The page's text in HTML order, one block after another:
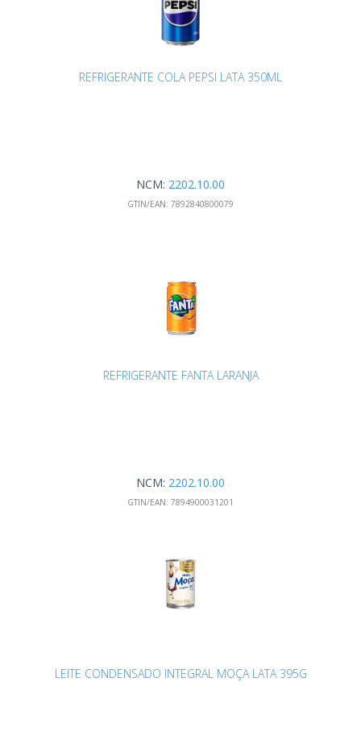
REFRIGERANTE COLA PEPSI LATA 350ML
NCM: 2202.10.00
GTIN/EAN: 7892840800079
REFRIGERANTE FANTA LARANJA
NCM: 2202.10.00
GTIN/EAN: 7894900031201
LEITE CONDENSADO INTEGRAL MOÇA LATA 395G